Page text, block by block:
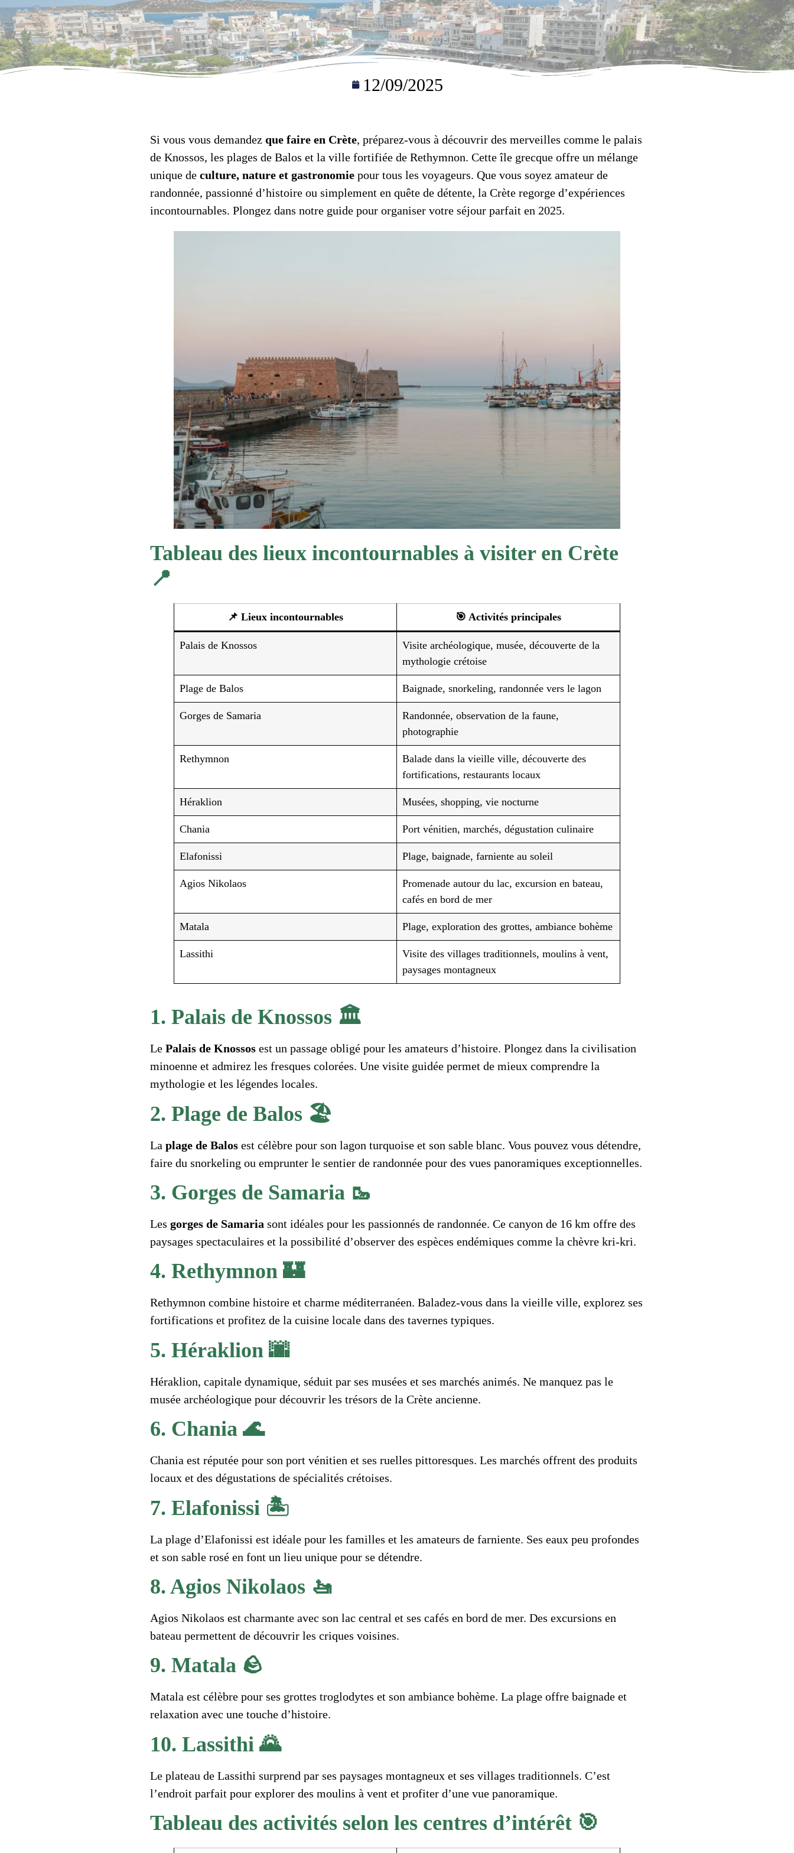
12/09/2025
Si vous vous demandez que faire en Crète, préparez-vous à découvrir des merveilles comme le palais
de Knossos, les plages de Balos et la ville fortifiée de Rethymnon. Cette île grecque offre un mélange
unique de culture, nature et gastronomie pour tous les voyageurs. Que vous soyez amateur de
randonnée, passionné d’histoire ou simplement en quête de détente, la Crète regorge d’expériences
incontournables. Plongez dans notre guide pour organiser votre séjour parfait en 2025.
Tableau des lieux incontournables à visiter en Crète
📍
📌 Lieux incontournables 🎯 Activités principales
Palais de Knossos
Visite archéologique, musée, découverte de la
mythologie crétoise
Plage de Balos Baignade, snorkeling, randonnée vers le lagon
Gorges de Samaria
Randonnée, observation de la faune,
photographie
Rethymnon
Balade dans la vieille ville, découverte des
fortifications, restaurants locaux
Héraklion Musées, shopping, vie nocturne
Chania Port vénitien, marchés, dégustation culinaire
Elafonissi Plage, baignade, farniente au soleil
Agios Nikolaos
Promenade autour du lac, excursion en bateau,
cafés en bord de mer
Matala Plage, exploration des grottes, ambiance bohème
Lassithi
Visite des villages traditionnels, moulins à vent,
paysages montagneux
1. Palais de Knossos 🏛️
Le Palais de Knossos est un passage obligé pour les amateurs d’histoire. Plongez dans la civilisation
minoenne et admirez les fresques colorées. Une visite guidée permet de mieux comprendre la
mythologie et les légendes locales.
2. Plage de Balos 🏖️
La plage de Balos est célèbre pour son lagon turquoise et son sable blanc. Vous pouvez vous détendre,
faire du snorkeling ou emprunter le sentier de randonnée pour des vues panoramiques exceptionnelles.
3. Gorges de Samaria 🥾
Les gorges de Samaria sont idéales pour les passionnés de randonnée. Ce canyon de 16 km offre des
paysages spectaculaires et la possibilité d’observer des espèces endémiques comme la chèvre kri-kri.
4. Rethymnon 🏰
Rethymnon combine histoire et charme méditerranéen. Baladez-vous dans la vieille ville, explorez ses
fortifications et profitez de la cuisine locale dans des tavernes typiques.
5. Héraklion 🌆
Héraklion, capitale dynamique, séduit par ses musées et ses marchés animés. Ne manquez pas le
musée archéologique pour découvrir les trésors de la Crète ancienne.
6. Chania 🌊
Chania est réputée pour son port vénitien et ses ruelles pittoresques. Les marchés offrent des produits
locaux et des dégustations de spécialités crétoises.
7. Elafonissi 🏝️
La plage d’Elafonissi est idéale pour les familles et les amateurs de farniente. Ses eaux peu profondes
et son sable rosé en font un lieu unique pour se détendre.
8. Agios Nikolaos 🚤
Agios Nikolaos est charmante avec son lac central et ses cafés en bord de mer. Des excursions en
bateau permettent de découvrir les criques voisines.
9. Matala 🪨
Matala est célèbre pour ses grottes troglodytes et son ambiance bohème. La plage offre baignade et
relaxation avec une touche d’histoire.
10. Lassithi 🌄
Le plateau de Lassithi surprend par ses paysages montagneux et ses villages traditionnels. C’est
l’endroit parfait pour explorer des moulins à vent et profiter d’une vue panoramique.
Tableau des activités selon les centres d’intérêt 🎯